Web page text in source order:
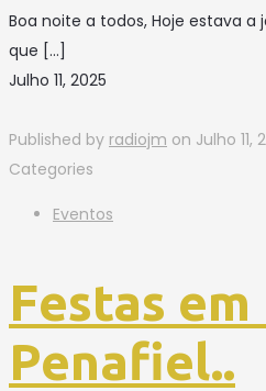
Boa noite a todos, Hoje estava
que […]
Julho 11, 2025
Published by radiojm on Julho 11,
Categories
Eventos
Festas
Penafiel..